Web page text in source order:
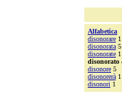
Alfabetica
disonorare 1
disonorata 5
disonorate 1
disonorato
disonore 5
disonorerà 1
disonori 1